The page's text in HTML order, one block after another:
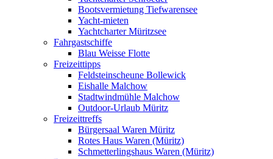
Bootsvermietung Tiefwarensee
Yacht-mieten
Yachtcharter Müritzsee
Fahrgastschiffe
Blau Weisse Flotte
Freizeittipps
Feldsteinscheune Bollewick
Eishalle Malchow
Stadtwindmühle Malchow
Outdoor-Urlaub Müritz
Freizeittreffs
Bürgersaal Waren Müritz
Rotes Haus Waren (Müritz)
Schmetterlingshaus Waren (Müritz)